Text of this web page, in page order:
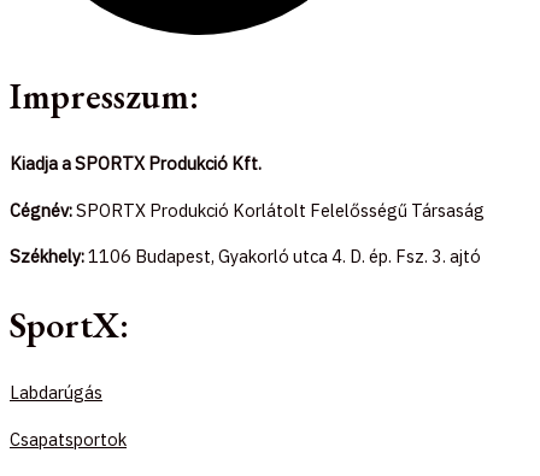
Impresszum:
Kiadja a SPORTX Produkció Kft.
Cégnév:SPORTX Produkció Korlátolt Felelősségű Társaság
Székhely:1106 Budapest, Gyakorló utca 4. D. ép. Fsz. 3. ajtó
SportX:
Labdarúgás
Csapatsportok